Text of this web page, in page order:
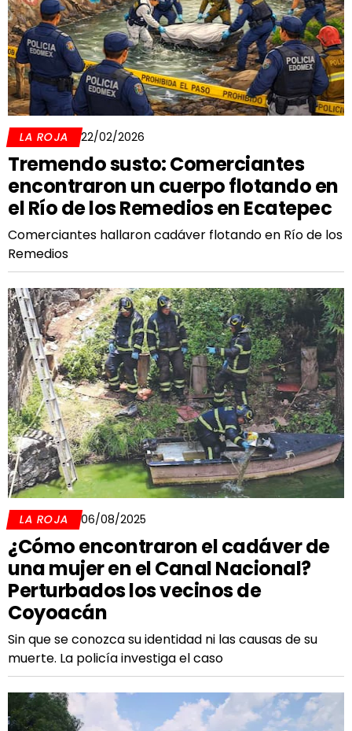
LA ROJA 22/02/2026
Tremendo susto: Comerciantes
encontraron un cuerpo flotando en
el Río de los Remedios en Ecatepec
Comerciantes hallaron cadáver flotando en Río de los
Remedios
LA ROJA 06/08/2025
¿Cómo encontraron el cadáver de
una mujer en el Canal Nacional?
Perturbados los vecinos de
Coyoacán
Sin que se conozca su identidad ni las causas de su
muerte. La policía investiga el caso